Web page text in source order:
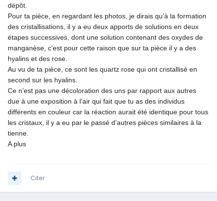
dépôt.
Pour ta pièce, en regardant les photos, je dirais qu'à la formation
des cristallisations, il y a eu deux apports de solutions en deux
étapes successives, dont une solution contenant des oxydes de
manganèse, c'est pour cette raison que sur ta pièce il y a des
hyalins et des rose.
Au vu de ta pièce, ce sont les quartz rose qui ont cristallisé en
second sur les hyalins.
Ce n’est pas une décoloration des uns par rapport aux autres
due à une exposition à l’air qui fait que tu as des individus
différents en couleur car la réaction aurait été identique pour tous
les cristaux, il y a eu par le passé d’autres pièces similaires à la
tienne.
A plus
Citer